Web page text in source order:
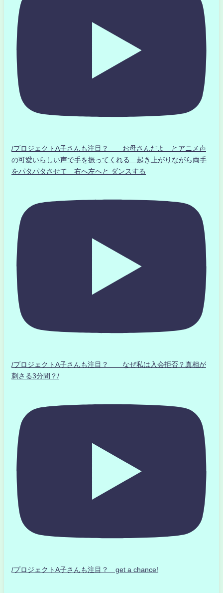
/プロジェクトA子さんも注目？ お母さんだよ とアニメ声
の可愛いらしい声で手を振ってくれる 起き上がりながら両手
をパタパタさせて 右へ左へと ダンスする
/プロジェクトA子さんも注目？ なぜ私は入会拒否？真相が
刺さる3分間？/
/プロジェクトA子さんも注目？ get a chance!